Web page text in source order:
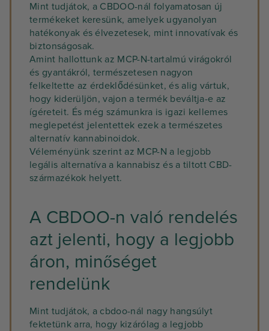
Mint tudjátok, a CBDOO-nál folyamatosan új
termékeket keresünk, amelyek ugyanolyan
hatékonyak és élvezetesek, mint innovatívak és
biztonságosak.
Amint hallottunk az MCP-N-tartalmú virágokról
és gyantákról, természetesen nagyon
felkeltette az érdeklődésünket, és alig vártuk,
hogy kiderüljön, vajon a termék beváltja-e az
ígéreteit. És még számunkra is igazi kellemes
meglepetést jelentettek ezek a természetes
alternatív kannabinoidok.
Véleményünk szerint az MCP-N a legjobb
legális alternatíva a kannabisz és a tiltott CBD-
származékok helyett.
A CBDOO-n való rendelés
azt jelenti, hogy a legjobb
áron, minőséget
rendelünk
Mint tudjátok, a cbdoo-nál nagy hangsúlyt
fektetünk arra, hogy kizárólag a legjobb